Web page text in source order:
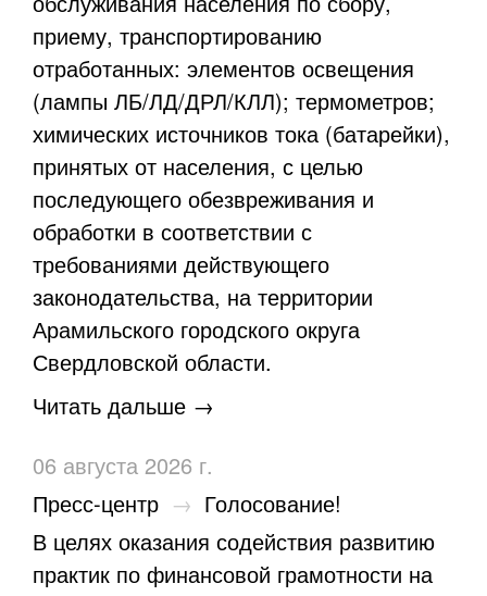
приему, транспортированию
отработанных: элементов освещения
(лампы ЛБ/ЛД/ДРЛ/КЛЛ); термометров;
химических источников тока (батарейки),
принятых от населения, с целью
последующего обезвреживания и
обработки в соответствии с
требованиями действующего
законодательства, на территории
Арамильского городского округа
Свердловской области.
Читать дальше →
06 августа 2026 г.
Пресс-центр → Голосование!
В целях оказания содействия развитию
практик по финансовой грамотности на